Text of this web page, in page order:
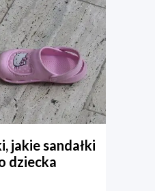
jakie sandałki
dziecka